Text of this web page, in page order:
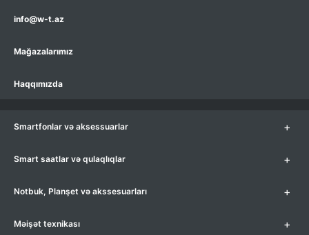
info@w-t.az
Mağazalarımız
Haqqımızda
Smartfonlar və aksessuarlar +
Smart saatlar və qulaqlıqlar +
Notbuk, Planşet və akssesuarları +
Məişət texnikası +